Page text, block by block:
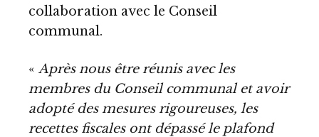
collaboration avec le Conseil
communal.
« Après nous être réunis avec les
membres du Conseil communal et avoir
adopté des mesures rigoureuses, les
recettes fiscales ont dépassé le plafond